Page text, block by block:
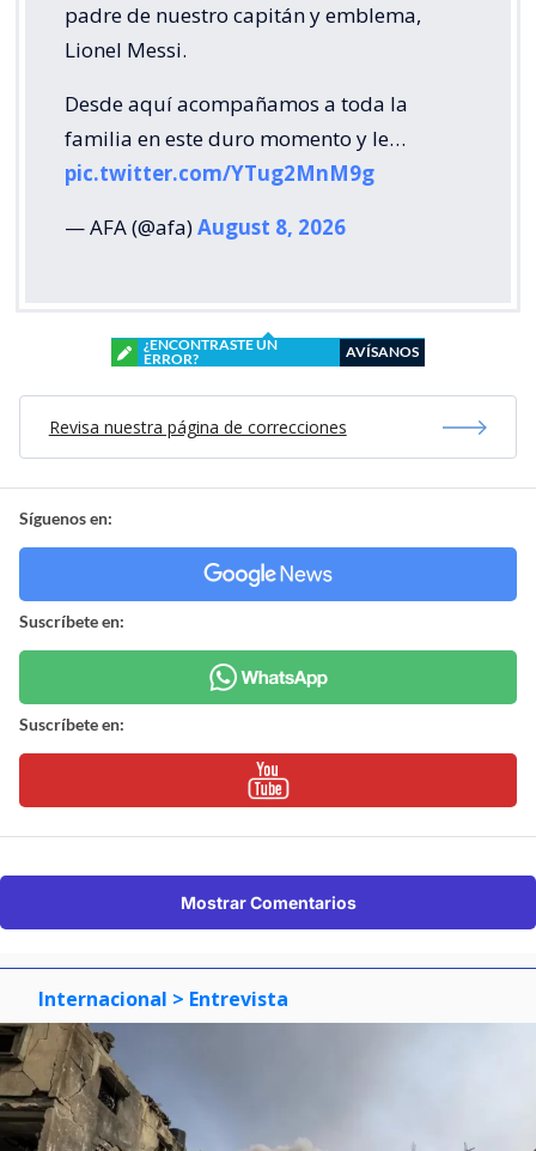
padre de nuestro capitán y emblema,
Lionel Messi.
Desde aquí acompañamos a toda la
familia en este duro momento y le…
pic.twitter.com/YTug2MnM9g
— AFA (@afa)August 8, 2026
¿ENCONTRASTE UN
ERROR?
AVÍSANOS
Revisa nuestra página de correcciones
Síguenos en:
Suscríbete en:
Suscríbete en:
Mostrar Comentarios
Internacional > Entrevista